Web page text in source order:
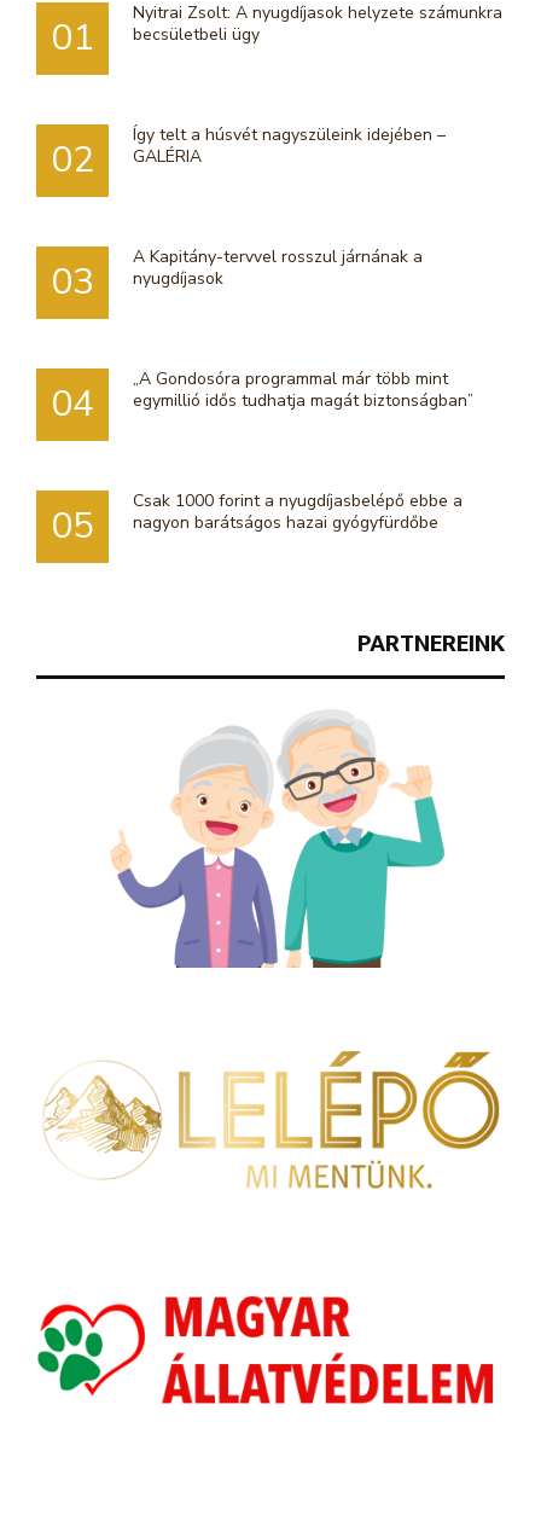
PARTNEREINK
01
Nyitrai Zsolt: A nyugdíjasok helyzete számunkra
becsületbeli ügy
02
Így telt a húsvét nagyszüleink idejében –
GALÉRIA
03
A Kapitány-tervvel rosszul járnának a
nyugdíjasok
04
„A Gondosóra programmal már több mint
egymillió idős tudhatja magát biztonságban”
05
Csak 1000 forint a nyugdíjasbelépő ebbe a
nagyon barátságos hazai gyógyfürdőbe